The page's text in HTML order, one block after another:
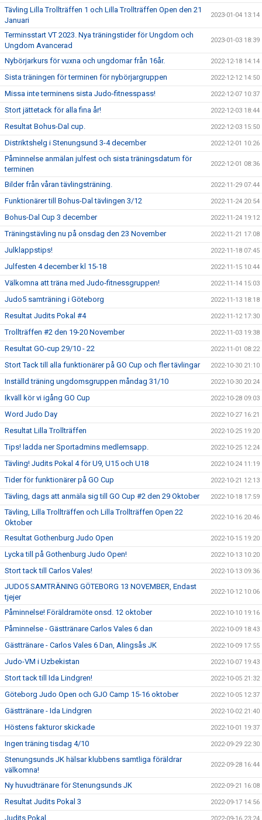
Tävling Lilla Trollträffen 1 och Lilla Trollträffen Open den 21
Januari
2023-01-04 13:14
Terminsstart VT 2023. Nya träningstider för Ungdom och
Ungdom Avancerad
2023-01-03 18:39
Nybörjarkurs för vuxna och ungdomar från 16år. 2022-12-18 14:14
Sista träningen för terminen för nybörjargruppen 2022-12-12 14:50
Missa inte terminens sista Judo-fitnesspass! 2022-12-07 10:37
Stort jättetack för alla fina år! 2022-12-03 18:44
Resultat Bohus-Dal cup. 2022-12-03 15:50
Distriktshelg i Stenungsund 3-4 december 2022-12-01 10:26
Påminnelse anmälan julfest och sista träningsdatum för
terminen
2022-12-01 08:36
Bilder från våran tävlingsträning. 2022-11-29 07:44
Funktionärer till Bohus-Dal tävlingen 3/12 2022-11-24 20:54
Bohus-Dal Cup 3 december 2022-11-24 19:12
Träningstävling nu på onsdag den 23 November 2022-11-21 17:08
Julklappstips! 2022-11-18 07:45
Julfesten 4 december kl 15-18 2022-11-15 10:44
Välkomna att träna med Judo-fitnessgruppen! 2022-11-14 15:03
Judo5 samträning i Göteborg 2022-11-13 18:18
Resultat Judits Pokal #4 2022-11-12 17:30
Trollträffen #2 den 19-20 November 2022-11-03 19:38
Resultat GO-cup 29/10 - 22 2022-11-01 08:22
Stort Tack till alla funktionärer på GO Cup och fler tävlingar 2022-10-30 21:10
Inställd träning ungdomsgruppen måndag 31/10 2022-10-30 20:24
Ikväll kör vi igång GO Cup 2022-10-28 09:03
Word Judo Day 2022-10-27 16:21
Resultat Lilla Trollträffen 2022-10-25 19:20
Tips! ladda ner Sportadmins medlemsapp. 2022-10-25 12:24
Tävling! Judits Pokal 4 för U9, U15 och U18 2022-10-24 11:19
Tider för funktionärer på GO Cup 2022-10-21 12:13
Tävling, dags att anmäla sig till GO Cup #2 den 29 Oktober 2022-10-18 17:59
Tävling, Lilla Trollträffen och Lilla Trollträffen Open 22
Oktober
2022-10-16 20:46
Resultat Gothenburg Judo Open 2022-10-15 19:20
Lycka till på Gothenburg Judo Open! 2022-10-13 10:20
Stort tack till Carlos Vales! 2022-10-13 09:36
JUDO5 SAMTRÄNING GÖTEBORG 13 NOVEMBER, Endast
tjejer
2022-10-12 10:06
Påminnelse! Föräldramöte onsd. 12 oktober 2022-10-10 19:16
Påminnelse - Gästtränare Carlos Vales 6 dan 2022-10-09 18:43
Gästtränare - Carlos Vales 6 Dan, Alingsås JK 2022-10-09 17:55
Judo-VM i Uzbekistan 2022-10-07 19:43
Stort tack till Ida Lindgren! 2022-10-05 21:32
Göteborg Judo Open och GJO Camp 15-16 oktober 2022-10-05 12:37
Gästtränare - Ida Lindgren 2022-10-02 21:40
Höstens fakturor skickade 2022-10-01 19:37
Ingen träning tisdag 4/10 2022-09-29 22:30
Stenungsunds JK hälsar klubbens samtliga föräldrar
välkomna!
2022-09-28 16:44
Ny huvudtränare för Stenungsunds JK 2022-09-21 16:08
Resultat Judits Pokal 3 2022-09-17 14:56
Judits Pokal